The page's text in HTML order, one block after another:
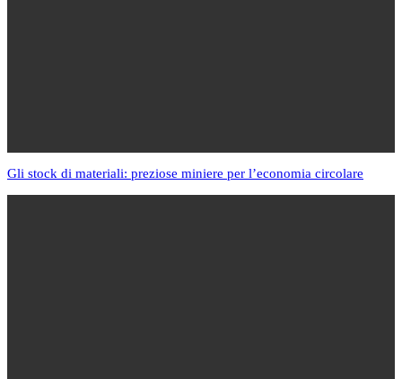
Gli stock di materiali: preziose miniere per l’economia circolare